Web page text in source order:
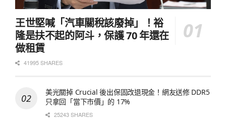
王世堅喊「汽車關稅該廢掉」！裕
隆是扶不起的阿斗，保護 70 年還在
做租賃
41995 SHARES
美光關掉 Crucial 後出保固改退現金！網友送修 DDR5
只拿回「當下市價」的 17%
25243 SHARES